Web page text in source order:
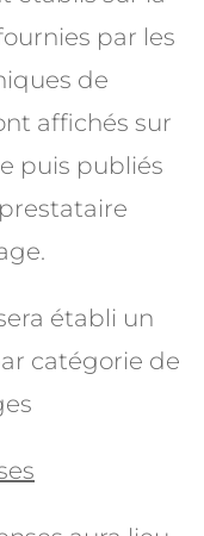
par les
de
affichés sur
puis publiés
établi un
catégorie de